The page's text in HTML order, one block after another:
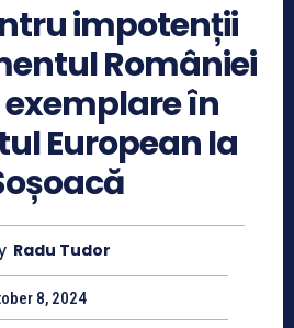
impotenții
României
în
European la
Radu Tudor
8, 2024